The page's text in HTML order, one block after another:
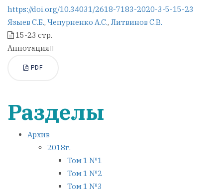
https://doi.org/10.34031/2618-7183-2020-3-5-15-23
Языев С.Б., Чепурненко А.С., Литвинов С.В.
15-23 стр.
Аннотация
PDF
Разделы
Архив
2018г.
Том 1 №1
Том 1 №2
Том 1 №3